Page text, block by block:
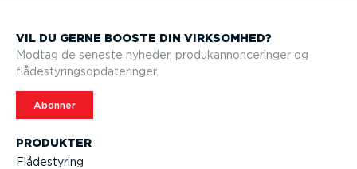
PRODUKTER
Flådestyring
VIL DU GERNE BOOSTE DIN VIRKSOMHED?
Modtag de seneste nyheder, produkan­non­ce­ringer og
flådesty­rings­op­da­te­ringer.
Abonner